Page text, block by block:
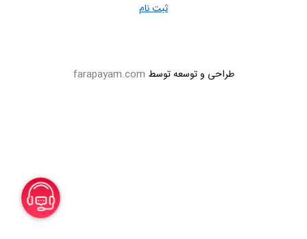
ثبت نام
طراحی و توسعه توسط farapayam.com